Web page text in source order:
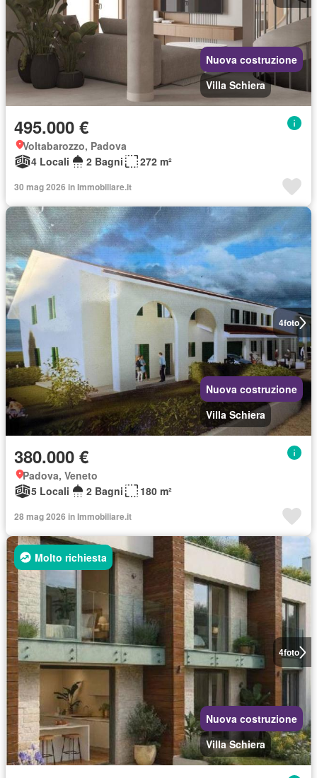
Nuova costruzione
Villa Schiera
495.000 €
Voltabarozzo, Padova
4 Locali
2 Bagni 272 m²
30 mag 2026 in Immobiliare.it
4foto
Nuova costruzione
Villa Schiera
380.000 €
Padova, Veneto
5 Locali
2 Bagni 180 m²
28 mag 2026 in Immobiliare.it
4foto
Molto richiesta
Nuova costruzione
Villa Schiera